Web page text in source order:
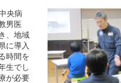
央病
男医
、地域
に導入
時間を
生でし
が必要